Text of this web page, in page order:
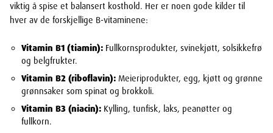
viktig å spise et balansert kosthold. Her er noen gode kilder til
hver av de forskjellige B-vitaminene:
Vitamin B1 (tiamin): Fullkornsprodukter, svinekjøtt, solsikkefrø
og belgfrukter.
Vitamin B2 (riboflavin): Meieriprodukter, egg, kjøtt og grønne
grønnsaker som spinat og brokkoli.
Vitamin B3 (niacin): Kylling, tunfisk, laks, peanøtter og
fullkorn.